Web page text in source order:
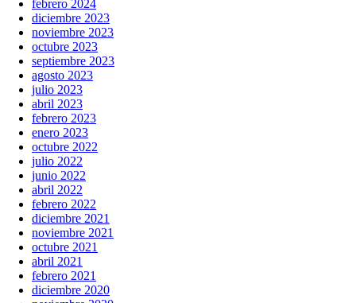
febrero 2024
diciembre 2023
noviembre 2023
octubre 2023
septiembre 2023
agosto 2023
julio 2023
abril 2023
febrero 2023
enero 2023
octubre 2022
julio 2022
junio 2022
abril 2022
febrero 2022
diciembre 2021
noviembre 2021
octubre 2021
abril 2021
febrero 2021
diciembre 2020